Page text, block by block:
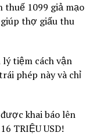
1099 giả mạo
thợ giấu thu
tiệm cách vận
phép này và chỉ
khai báo lên
TRIỆU USD!